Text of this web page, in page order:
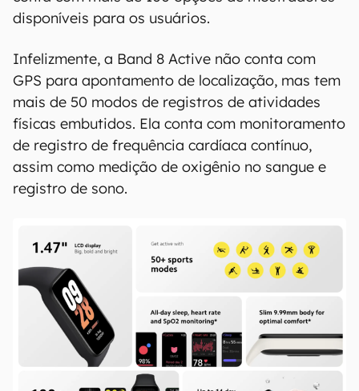
disponíveis para os usuários.
Infelizmente, a Band 8 Active não conta com
GPS para apontamento de localização, mas tem
mais de 50 modos de registros de atividades
físicas embutidos. Ela conta com monitoramento
de registro de frequência cardíaca contínuo,
assim como medição de oxigênio no sangue e
registro de sono.